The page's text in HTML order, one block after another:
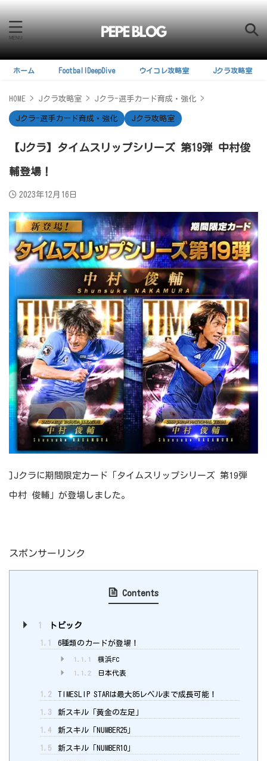
ホーム FootballDeepDive ウイコレ攻略室 Jクラ攻略室
HOME > Jクラ攻略室 > Jクラ-選手カード育成・強化 >
Jクラ-選手カード育成・強化 Jクラ攻略室
【Jクラ】タイムスリップシリーズ 第19弾 中村俊
輔登場！
2023年12月16日
]Jクラに期間限定カード「タイムスリップシリーズ 第19弾
中村 俊輔」が登場しました。
スポンサーリンク
Contents
1 トピック
1.1 6種類のカードが登場！
1.1.1 横浜FC
1.1.2 日本代表
1.2 TIMESLIP STARは最大85レベルまで成長可能！
1.3 新スキル「黄金の左足」
1.4 新スキル「NUMBER25」
1.5 新スキル「NUMBER10」